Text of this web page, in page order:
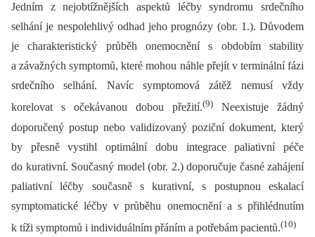
Jedním z nejobtížnějších aspektů léčby syndromu srdečního
selhání je nespolehlivý odhad jeho prognózy (obr. 1.). Důvodem
je charakteristický průběh onemocnění s obdobím stability
a závažných symptomů, které mohou náhle přejít v terminální fázi
srdečního selhání. Navíc symptomová zátěž nemusí vždy
korelovat s očekávanou dobou přežití.(9) Neexistuje žádný
doporučený postup nebo validizovaný poziční dokument, který
by přesně vystihl optimální dobu integrace paliativní péče
do kurativní. Současný model (obr. 2.) doporučuje časné zahájení
paliativní léčby současně s kurativní, s postupnou eskalací
symptomatické léčby v průběhu onemocnění a s přihlédnutím
k tíži symptomů i individuálním přáním a potřebám pacientů.(10)